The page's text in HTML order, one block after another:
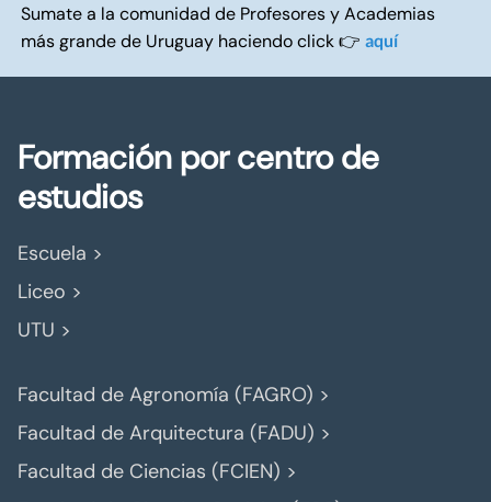
Sumate a la comunidad de Profesores y Academias
más grande de Uruguay haciendo click 👉 aquí
Formación por centro de
estudios
Escuela >
Liceo >
UTU >
Facultad de Agronomía (FAGRO) >
Facultad de Arquitectura (FADU) >
Facultad de Ciencias (FCIEN) >